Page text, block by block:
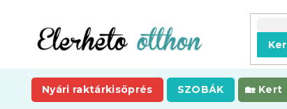
tartalomhoz
Nyári raktárkisöprés SZOBÁK Kert